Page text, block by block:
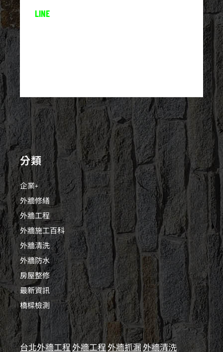
LINE
分類
企業+
外牆修繕
外牆工程
外牆施工百科
外牆清洗
外牆防水
房屋整修
最新資訊
橋樑檢測
台北外牆工程 外牆工程 外牆抓漏外牆清洗